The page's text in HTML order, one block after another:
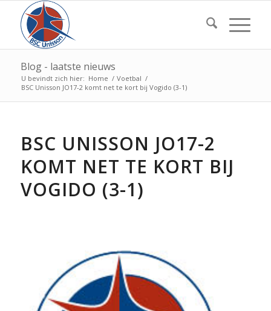
Blog - laatste nieuws
U bevindt zich hier: Home / Voetbal /
BSC Unisson JO17-2 komt net te kort bij Vogido (3-1)
BSC UNISSON JO17-2
KOMT NET TE KORT BIJ
VOGIDO (3-1)